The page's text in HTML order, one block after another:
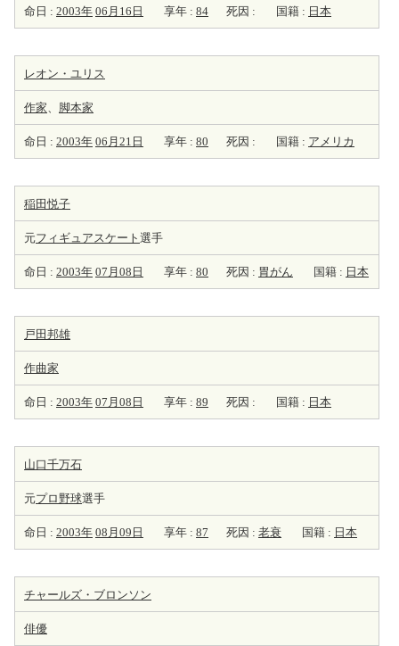
命日 : 2003年 06月16日 享年 : 84 死因 : 国籍 : 日本
レオン・ユリス
作家、 脚本家
命日 : 2003年 06月21日 享年 : 80 死因 : 国籍 : アメリカ
稲田悦子
元フィギュアスケート 選手
命日 : 2003年 07月08日 享年 : 80 死因 : 胃がん 国籍 : 日本
戸田邦雄
作曲家
命日 : 2003年 07月08日 享年 : 89 死因 : 国籍 : 日本
山口千万石
元プロ野球選手
命日 : 2003年 08月09日 享年 : 87 死因 : 老衰 国籍 : 日本
チャールズ・ブロンソン
俳優